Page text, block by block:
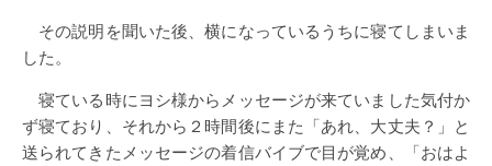
その説明を聞いた後、横になっているうちに寝てしまいま
した。
寝ている時にヨシ様からメッセージが来ていました気付か
ず寝ており、それから２時間後にまた「あれ、大丈夫？」と
送られてきたメッセージの着信バイブで目が覚め、「おはよ